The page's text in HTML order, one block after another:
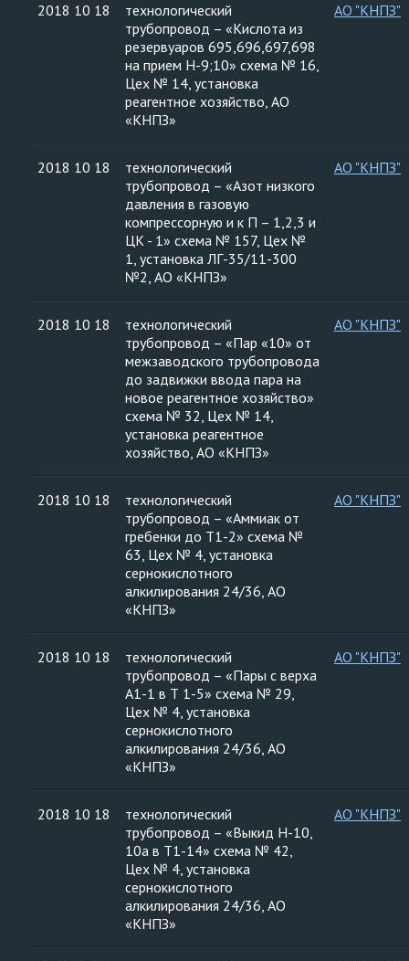
2018 10 18
технологический
трубопровод – «Кислота из
резервуаров 695,696,697,698
на прием Н-9;10» схема № 16,
Цех № 14, установка
реагентное хозяйство, АО
«КНПЗ»
АО "КНПЗ"
2018 10 18
технологический
трубопровод – «Азот низкого
давления в газовую
компрессорную и к П – 1,2,3 и
ЦК - 1» схема № 157, Цех №
1, установка ЛГ-35/11-300
№2, АО «КНПЗ»
АО "КНПЗ"
2018 10 18
технологический
трубопровод – «Пар «10» от
межзаводского трубопровода
до задвижки ввода пара на
новое реагентное хозяйство»
схема № 32, Цех № 14,
установка реагентное
хозяйство, АО «КНПЗ»
АО "КНПЗ"
2018 10 18
технологический
трубопровод – «Аммиак от
гребенки до Т1-2» схема №
63, Цех № 4, установка
сернокислотного
алкилирования 24/36, АО
«КНПЗ»
АО "КНПЗ"
2018 10 18
технологический
трубопровод – «Пары с верха
А1-1 в Т 1-5» схема № 29,
Цех № 4, установка
сернокислотного
алкилирования 24/36, АО
«КНПЗ»
АО "КНПЗ"
2018 10 18
технологический
трубопровод – «Выкид Н-10,
10а в Т1-14» схема № 42,
Цех № 4, установка
сернокислотного
алкилирования 24/36, АО
«КНПЗ»
АО "КНПЗ"